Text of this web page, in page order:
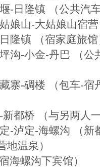
-日隆镇 （公共汽
娘山-大姑娘山宿
隆镇 （宿家庭旅
沟-小金-丹巴 （公
寨-碉楼 （包车-宿
都桥 （与另两人
-泸定-海螺沟 （新
温泉）
海螺沟下宾馆）